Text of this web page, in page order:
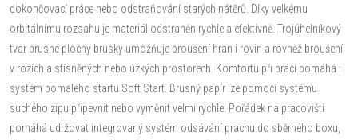
dokončovací práce nebo odstraňování starých nátěrů. Díky velkému
orbitálnímu rozsahu je materiál odstraněn rychle a efektivně. Trojúhelníkový
tvar brusné plochy brusky umožňuje broušení hran i rovin a rovněž broušení
v rozích a stísněných nebo úzkých prostorech. Komfortu při práci pomáhá i
systém pomalého startu Soft Start. Brusný papír lze pomocí systému
suchého zipu připevnit nebo vyměnit velmi rychle. Pořádek na pracovišti
pomáhá udržovat integrovaný systém odsávání prachu do sběrného boxu,